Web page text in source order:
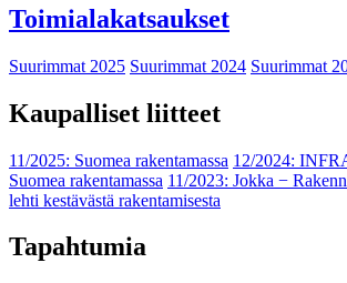
Toimialakatsaukset
Suurimmat 2025 Suurimmat 2024 Suurimmat
Kaupalliset liitteet
11/2025: Suomea rakentamassa 12/2024:
Suomea rakentamassa 11/2023: Jokka −
lehti kestävästä rakentamisesta
Tapahtumia